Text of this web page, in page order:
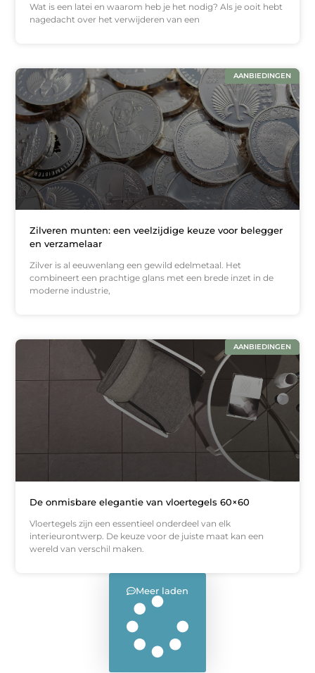
Wat is een latei en waarom heb je het nodig? Als je ooit hebt
nagedacht over het verwijderen van een
AANBIEDINGEN
Zilveren munten: een veelzijdige keuze voor belegger
en verzamelaar
Zilver is al eeuwenlang een gewild edelmetaal. Het
combineert een prachtige glans met een brede inzet in de
moderne industrie,
AANBIEDINGEN
De onmisbare elegantie van vloertegels 60×60
Vloertegels zijn een essentieel onderdeel van elk
interieurontwerp. De keuze voor de juiste maat kan een
wereld van verschil maken.
Meer laden